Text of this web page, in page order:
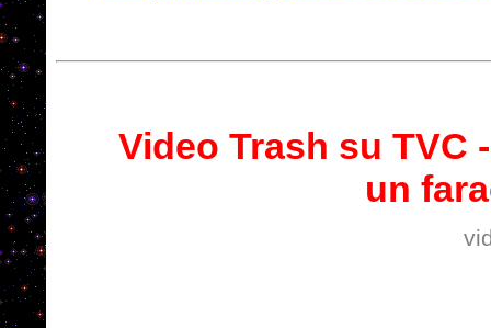
Video Trash su TVC
un